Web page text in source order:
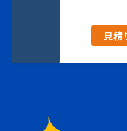
見積